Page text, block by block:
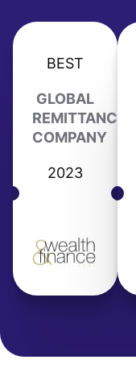
BEST
GLOBAL
REMITTANCE
COMPANY
2023